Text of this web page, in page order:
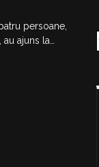
persoane,
ajuns la
două